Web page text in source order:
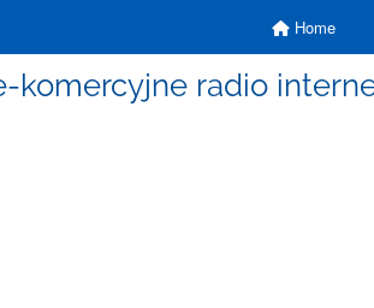
Home
radio